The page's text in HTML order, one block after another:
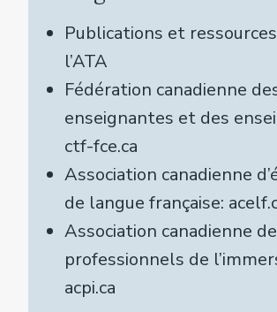
Publications et
l’ATA
Fédération canadienne
enseignantes et des
ctf-fce.ca
Association canadienne
de langue française:
Association canadienne
professionnels de
acpi.ca